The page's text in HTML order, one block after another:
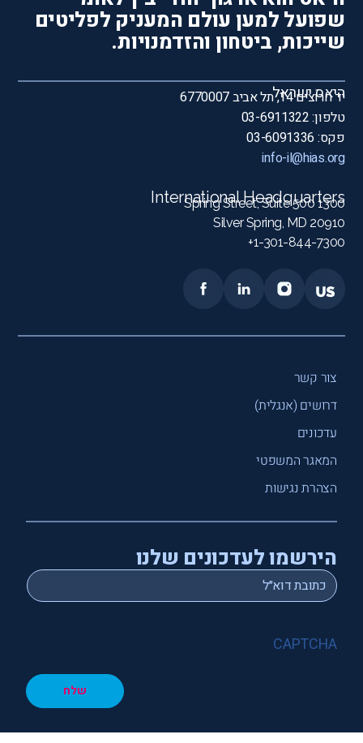
שפועל למען עולם המעניק לפליטים
שייכות, ביטחון והזדמנויות.
היאס ישראל
יד חרוצים 14, תל אביב 6770007
טלפון: 03-6911322
פקס: 03-6091336
info-il@hias.org
International Headquarters
1300 Spring Street, Suite 500
Silver Spring, MD 20910
1-301-844-7300+
צור קשר
דרושים (אנגלית)
עדכונים
המאגר המשפטי
הצהרת נגישות
הירשמו לעדכונים שלנו
Email
*
CAPTCHA
שלח